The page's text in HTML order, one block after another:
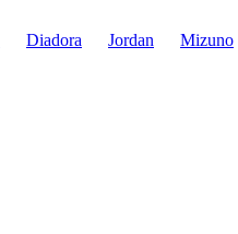
Diadora Jordan Mizuno